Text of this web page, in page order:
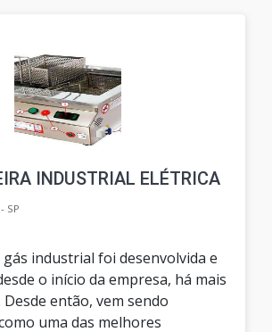
INDUSTRIAL ELÉTRICA
SP
industrial foi desenvolvida e
o início da empresa, há mais
então, vem sendo
uma das melhores